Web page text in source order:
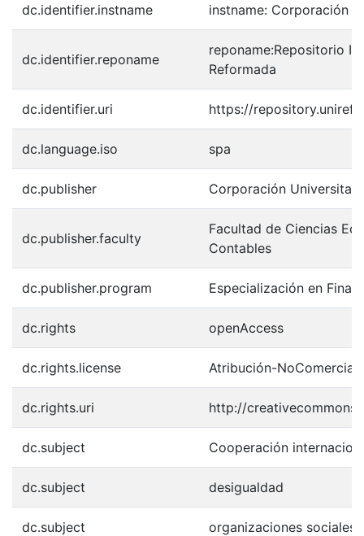
dc.identifier.instname instname: Corporación
dc.identifier.reponame
reponame:Repositorio
Reformada
dc.identifier.uri https://
dc.language.iso spa
dc.publisher Corporación
dc.publisher.faculty
Facultad de Ciencias
Contables
dc.publisher.program Especialización en
dc.rights openAccess
dc.rights.license Atribución-
dc.rights.uri http://
dc.subject Cooperación
dc.subject desigualdad
dc.subject organizaciones sociales